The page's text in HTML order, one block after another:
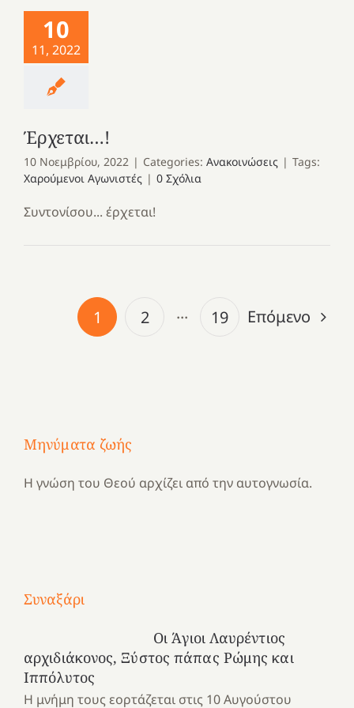
10
11, 2022
Έρχεται…!
10 Νοεμβρίου, 2022 | Categories: Ανακοινώσεις | Tags:
Χαρούμενοι Αγωνιστές | 0 Σχόλια
Συντονίσου... έρχεται!
1 2 ··· 19 Επόμενο
Μηνύματα ζωής
Η γνώση του Θεού αρχίζει από την αυτογνωσία.
Συναξάρι
Οι Άγιοι Λαυρέντιος
αρχιδιάκονος, Ξύστος πάπας Ρώμης και
Ιππόλυτος
Η μνήμη τους εορτάζεται στις 10 Αυγούστου
αναμνήσεων…
ένα
καλοκαίρι
τραγούδι
στο
Νοσοκομείο
“Ερυθρός
από
το
Ελληνικό